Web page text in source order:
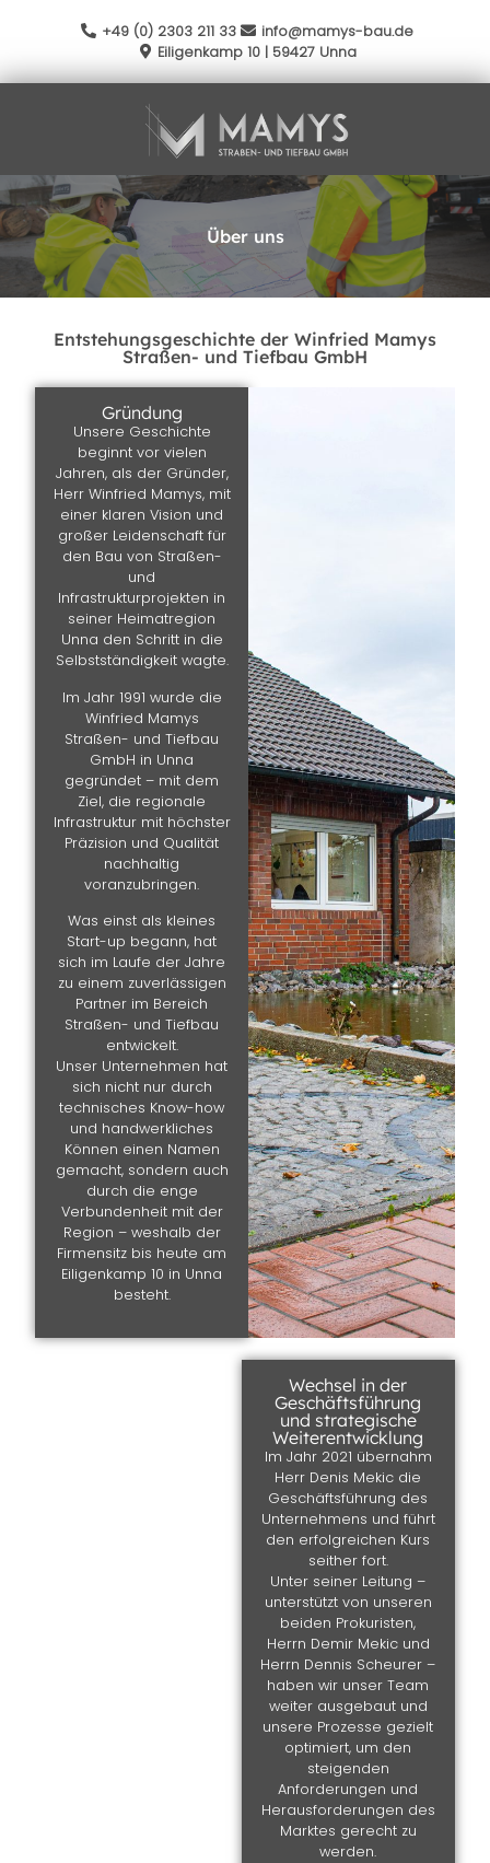
+49 (0) 2303 211 33
info@mamys-bau.de
Eiligenkamp 10 | 59427 Unna
Über uns
Entstehungsgeschichte der Winfried Mamys
Straßen- und Tiefbau GmbH
Gründung
Unsere Geschichte
beginnt vor vielen
Jahren, als der Gründer,
Herr Winfried Mamys, mit
einer klaren Vision und
großer Leidenschaft für
den Bau von Straßen-
und
Infrastrukturprojekten in
seiner Heimatregion
Unna den Schritt in die
Selbstständigkeit wagte.
Im Jahr 1991 wurde die
Winfried Mamys
Straßen- und Tiefbau
GmbH in Unna
gegründet – mit dem
Ziel, die regionale
Infrastruktur mit höchster
Präzision und Qualität
nachhaltig
voranzubringen.
Was einst als kleines
Start-up begann, hat
sich im Laufe der Jahre
zu einem zuverlässigen
Partner im Bereich
Straßen- und Tiefbau
entwickelt.
Unser Unternehmen hat
sich nicht nur durch
technisches Know-how
und handwerkliches
Können einen Namen
gemacht, sondern auch
durch die enge
Verbundenheit mit der
Region – weshalb der
Firmensitz bis heute am
Eiligenkamp 10 in Unna
besteht.
Wechsel in der
Geschäftsführung
und strategische
Weiterentwicklung
Im Jahr 2021 übernahm
Herr Denis Mekic die
Geschäftsführung des
Unternehmens und führt
den erfolgreichen Kurs
seither fort.
Unter seiner Leitung –
unterstützt von unseren
beiden Prokuristen,
Herrn Demir Mekic und
Herrn Dennis Scheurer –
haben wir unser Team
weiter ausgebaut und
unsere Prozesse gezielt
optimiert, um den
steigenden
Anforderungen und
Herausforderungen des
Marktes gerecht zu
werden.